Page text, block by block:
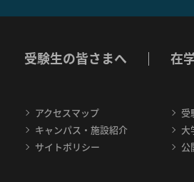
受験生の皆さまへ 在
アクセスマップ
キャンパス・施設紹介
サイトポリシー
受
大
公